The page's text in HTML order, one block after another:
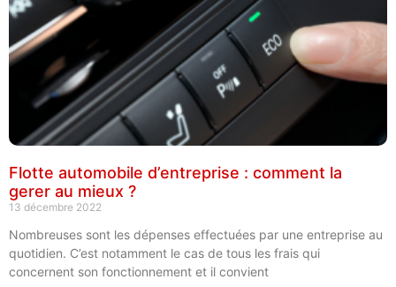
Flotte automobile d’entreprise : comment la
gerer au mieux ?
13 décembre 2022
Nombreuses sont les dépenses effectuées par une entreprise au
quotidien. C’est notamment le cas de tous les frais qui
concernent son fonctionnement et il convient